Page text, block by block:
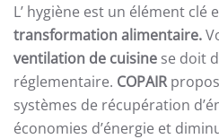
L’ hygiène est un élément clé
transformation alimentaire.
ventilation de cuisine se doit
réglementaire. COPAIR
systèmes de récupération
économies d’énergie et